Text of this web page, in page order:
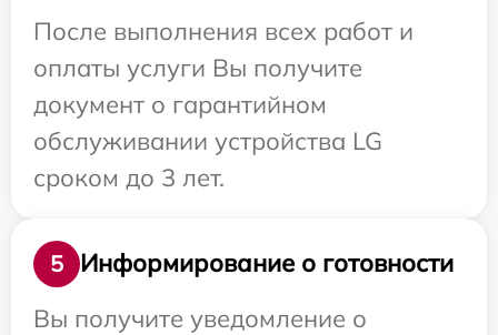
После выполнения всех работ и
оплаты услуги Вы получите
документ о гарантийном
обслуживании устройства LG
сроком до 3 лет.
5
Информирование о готовности
Вы получите уведомление о